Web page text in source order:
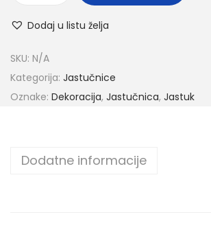
Dodaj u listu želja
SKU: N/A
Kategorija: Jastučnice
Oznake: Dekoracija, Jastučnica, Jastuk
Dodatne informacije